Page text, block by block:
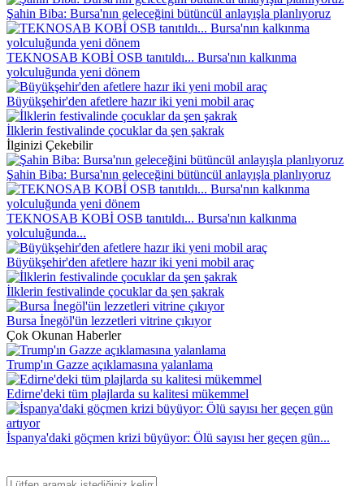
Şahin Biba: Bursa'nın geleceğini bütüncül anlayışla planlıyoruz
TEKNOSAB KOBİ OSB tanıtıldı... Bursa'nın kalkınma
yolculuğunda yeni dönem
Büyükşehir'den afetlere hazır iki yeni mobil araç
İlklerin festivalinde çocuklar da şen şakrak
İlginizi Çekebilir
Şahin Biba: Bursa'nın geleceğini bütüncül anlayışla planlıyoruz
TEKNOSAB KOBİ OSB tanıtıldı... Bursa'nın kalkınma
yolculuğunda...
Büyükşehir'den afetlere hazır iki yeni mobil araç
İlklerin festivalinde çocuklar da şen şakrak
Bursa İnegöl'ün lezzetleri vitrine çıkıyor
Çok Okunan Haberler
Trump'ın Gazze açıklamasına yalanlama
Edirne'deki tüm plajlarda su kalitesi mükemmel
İspanya'daki göçmen krizi büyüyor: Ölü sayısı her geçen gün...